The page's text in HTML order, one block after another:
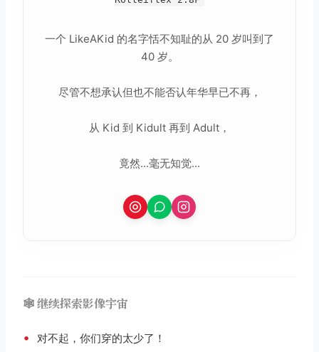
一个 LikeAKid 的名字恬不知耻的从 20 岁叫到了
40 岁。
尽管不想承认但也不能否认年华早已不再，
从 Kid 到 Kidult 再到 Adult，
竟然...毫无知觉...
🕸️ 继续探索影像宇宙
• 对不起，你们穿的太少了！